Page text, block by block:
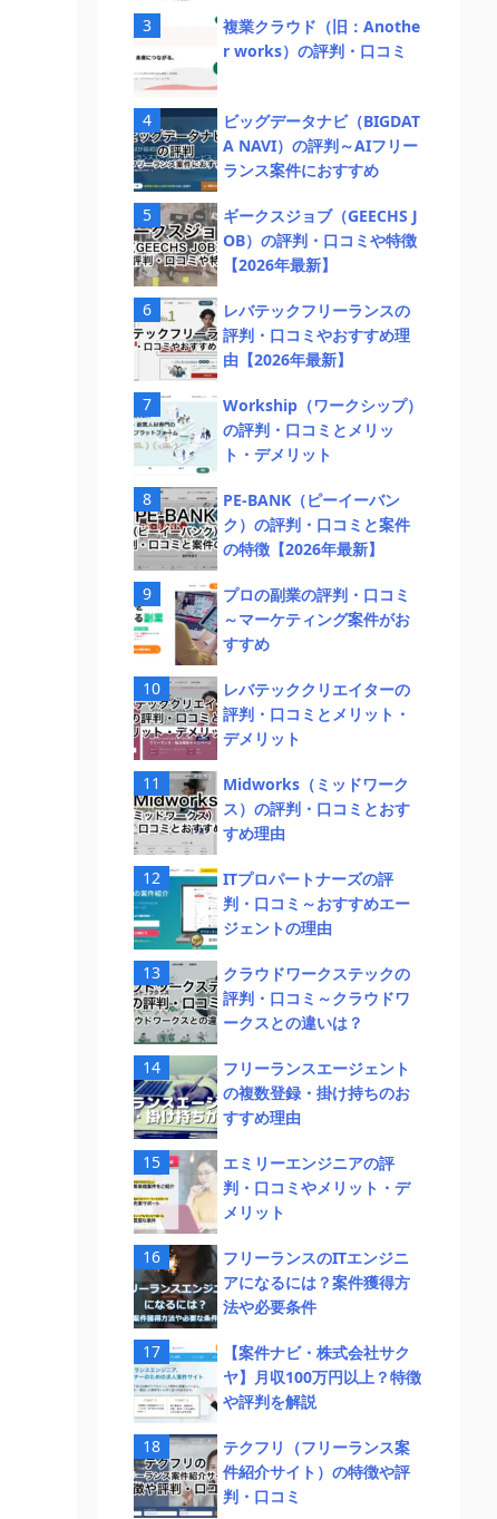
複業クラウド（旧：Anothe
r works）の評判・口コミ
ビッグデータナビ（BIGDAT
A NAVI）の評判～AIフリー
ランス案件におすすめ
ギークスジョブ（GEECHS J
OB）の評判・口コミや特徴
【2026年最新】
レバテックフリーランスの
評判・口コミやおすすめ理
由【2026年最新】
Workship（ワークシップ）
の評判・口コミとメリッ
ト・デメリット
PE-BANK（ピーイーバン
ク）の評判・口コミと案件
の特徴【2026年最新】
プロの副業の評判・口コミ
～マーケティング案件がお
すすめ
レバテッククリエイターの
評判・口コミとメリット・
デメリット
Midworks（ミッドワーク
ス）の評判・口コミとおす
すめ理由
ITプロパートナーズの評
判・口コミ～おすすめエー
ジェントの理由
クラウドワークステックの
評判・口コミ～クラウドワ
ークスとの違いは？
フリーランスエージェント
の複数登録・掛け持ちのお
すすめ理由
エミリーエンジニアの評
判・口コミやメリット・デ
メリット
フリーランスのITエンジニ
アになるには？案件獲得方
法や必要条件
【案件ナビ・株式会社サク
ヤ】月収100万円以上？特徴
や評判を解説
テクフリ（フリーランス案
件紹介サイト）の特徴や評
判・口コミ